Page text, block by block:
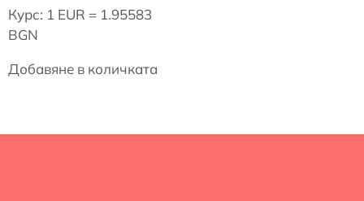
Курс: 1 EUR = 1.95583
BGN
Добавяне в количката